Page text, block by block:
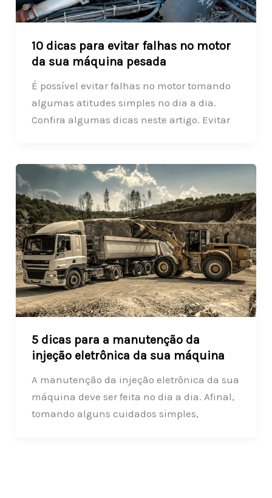
10 dicas para evitar falhas no motor
da sua máquina pesada
É possível evitar falhas no motor tomando
algumas atitudes simples no dia a dia.
Confira algumas dicas neste artigo. Evitar
5 dicas para a manutenção da
injeção eletrônica da sua máquina
A manutenção da injeção eletrônica da sua
máquina deve ser feita no dia a dia. Afinal,
tomando alguns cuidados simples,